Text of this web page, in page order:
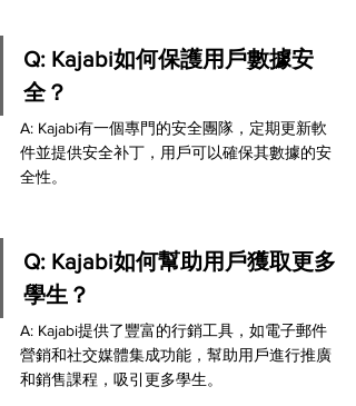
Q: Kajabi如何保護用戶數據安
全？
A: Kajabi有一個專門的安全團隊，定期更新軟
件並提供安全补丁，用戶可以確保其數據的安
全性。
Q: Kajabi如何幫助用戶獲取更多
學生？
A: Kajabi提供了豐富的行銷工具，如電子郵件
營銷和社交媒體集成功能，幫助用戶進行推廣
和銷售課程，吸引更多學生。